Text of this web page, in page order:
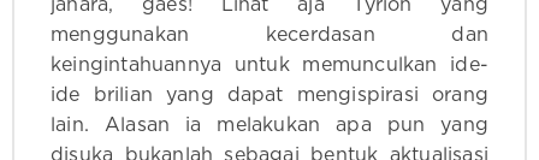
jahara, gaes! Lihat aja Tyrion yang
menggunakan kecerdasan dan
keingintahuannya untuk memunculkan ide-
ide brilian yang dapat mengispirasi orang
lain. Alasan ia melakukan apa pun yang
disuka bukanlah sebagai bentuk aktualisasi